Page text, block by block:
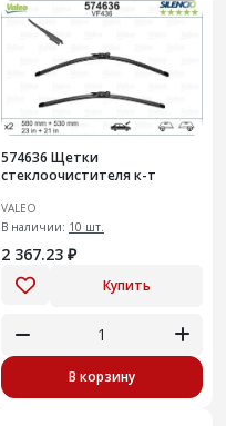
574636 Щетки
стеклоочистителя к-т
VALEO
В наличии: 10 шт.
2 367.23 ₽
Купить
В корзину